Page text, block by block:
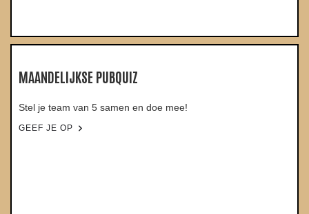
MAANDELIJKSE PUBQUIZ
Stel je team van 5 samen en doe mee!
GEEF JE OP